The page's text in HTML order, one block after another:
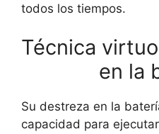
todos los tiempos.
Técnica
en la
Su destreza en la
capacidad para